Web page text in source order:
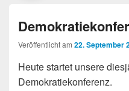
Veröffentlicht am 22. September
Heute startet unsere
Demokratiekonferenz.